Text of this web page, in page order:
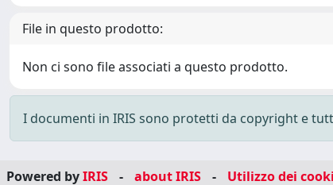
File in questo prodotto:
Non ci sono file associati a questo prodotto.
I documenti in IRIS sono protetti da copyright e
Powered byIRIS - about IRIS - Utilizzo dei